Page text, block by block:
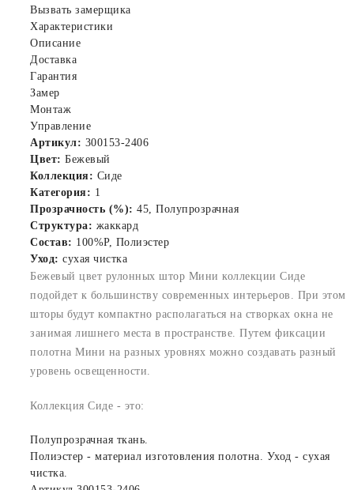
Вызвать замерщика
Характеристики
Описание
Доставка
Гарантия
Замер
Монтаж
Управление
Артикул: 300153-2406
Цвет: Бежевый
Коллекция: Сиде
Категория: 1
Прозрачность (%): 45, Полупрозрачная
Структура: жаккард
Состав: 100%P, Полиэстер
Уход: сухая чистка
Бежевый цвет рулонных штор Мини коллекции Сиде
подойдет к большинству современных интерьеров. При этом
шторы будут компактно располагаться на створках окна не
занимая лишнего места в пространстве. Путем фиксации
полотна Мини на разных уровнях можно создавать разный
уровень освещенности.
Коллекция Сиде - это:
Полупрозрачная ткань.
Полиэстер - материал изготовления полотна. Уход - сухая
чистка.